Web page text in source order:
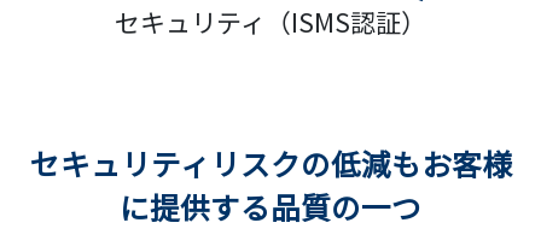
セキュリティ（ISMS認証）
セキュリティリスクの低減もお客様
に提供する品質の一つ